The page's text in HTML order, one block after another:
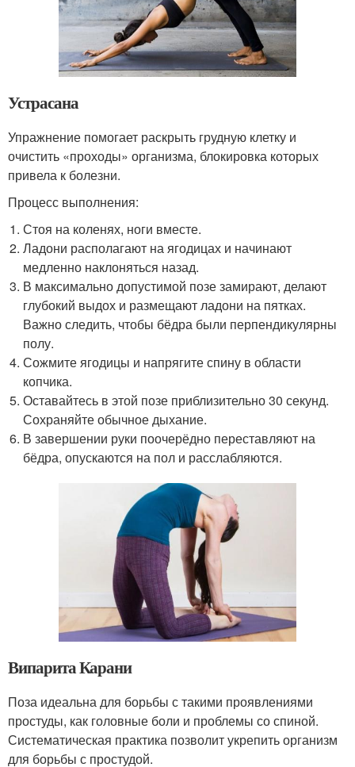
Устрасана
Упражнение помогает раскрыть грудную клетку и
очистить «проходы» организма, блокировка которых
привела к болезни.
Процесс выполнения:
Стоя на коленях, ноги вместе.
Ладони располагают на ягодицах и начинают
медленно наклоняться назад.
В максимально допустимой позе замирают, делают
глубокий выдох и размещают ладони на пятках.
Важно следить, чтобы бёдра были перпендикулярны
полу.
Сожмите ягодицы и напрягите спину в области
копчика.
Оставайтесь в этой позе приблизительно 30 секунд.
Сохраняйте обычное дыхание.
В завершении руки поочерёдно переставляют на
бёдра, опускаются на пол и расслабляются.
Випарита Карани
Поза идеальна для борьбы с такими проявлениями
простуды, как головные боли и проблемы со спиной.
Систематическая практика позволит укрепить организм
для борьбы с простудой.